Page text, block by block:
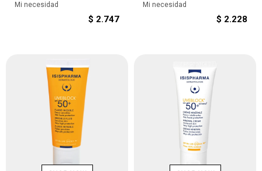
Mi necesidad
$ 2.747
Mi necesidad
$ 2.228